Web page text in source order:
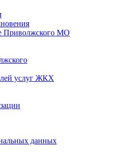
Приволжского МО
услуг ЖКХ
данных